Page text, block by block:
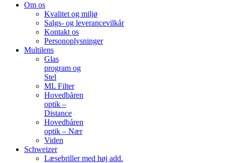
Om os
Kvalitet og miljø
Salgs- og leverancevilkår
Kontakt os
Personoplysninger
Multilens
Glas
program og
Stel
ML Filter
Hovedbåren
optik –
Distance
Hovedbåren
optik – Nær
Viden
Schweizer
Læsebriller med høj add.